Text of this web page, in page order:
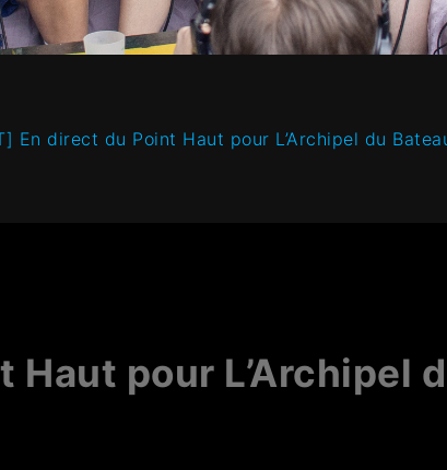
En direct du Point Haut pour L’Archipel du
pour L’Archipel